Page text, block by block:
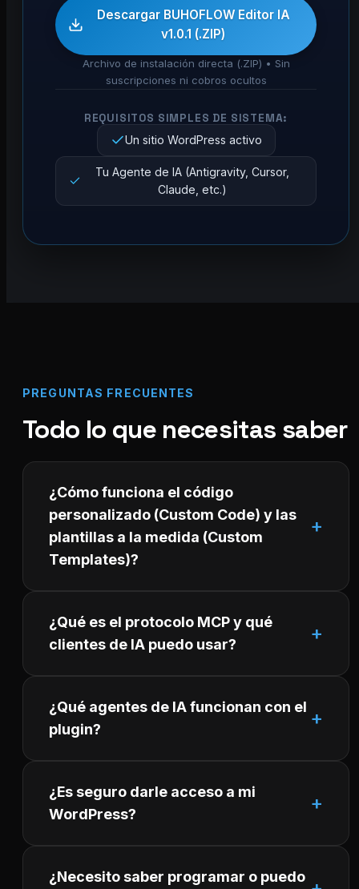
Descargar BUHOFLOW Editor IA
v1.0.1 (.ZIP)
Archivo de instalación directa (.ZIP) • Sin
suscripciones ni cobros ocultos
REQUISITOS SIMPLES DE SISTEMA:
Un sitio WordPress activo
Tu Agente de IA (Antigravity, Cursor,
Claude, etc.)
PREGUNTAS FRECUENTES
Todo lo que necesitas saber
¿Cómo funciona el código
personalizado (Custom Code) y las
plantillas a la medida (Custom
Templates)?
¿Qué es el protocolo MCP y qué
clientes de IA puedo usar?
¿Qué agentes de IA funcionan con el
plugin?
¿Es seguro darle acceso a mi
WordPress?
¿Necesito saber programar o puedo